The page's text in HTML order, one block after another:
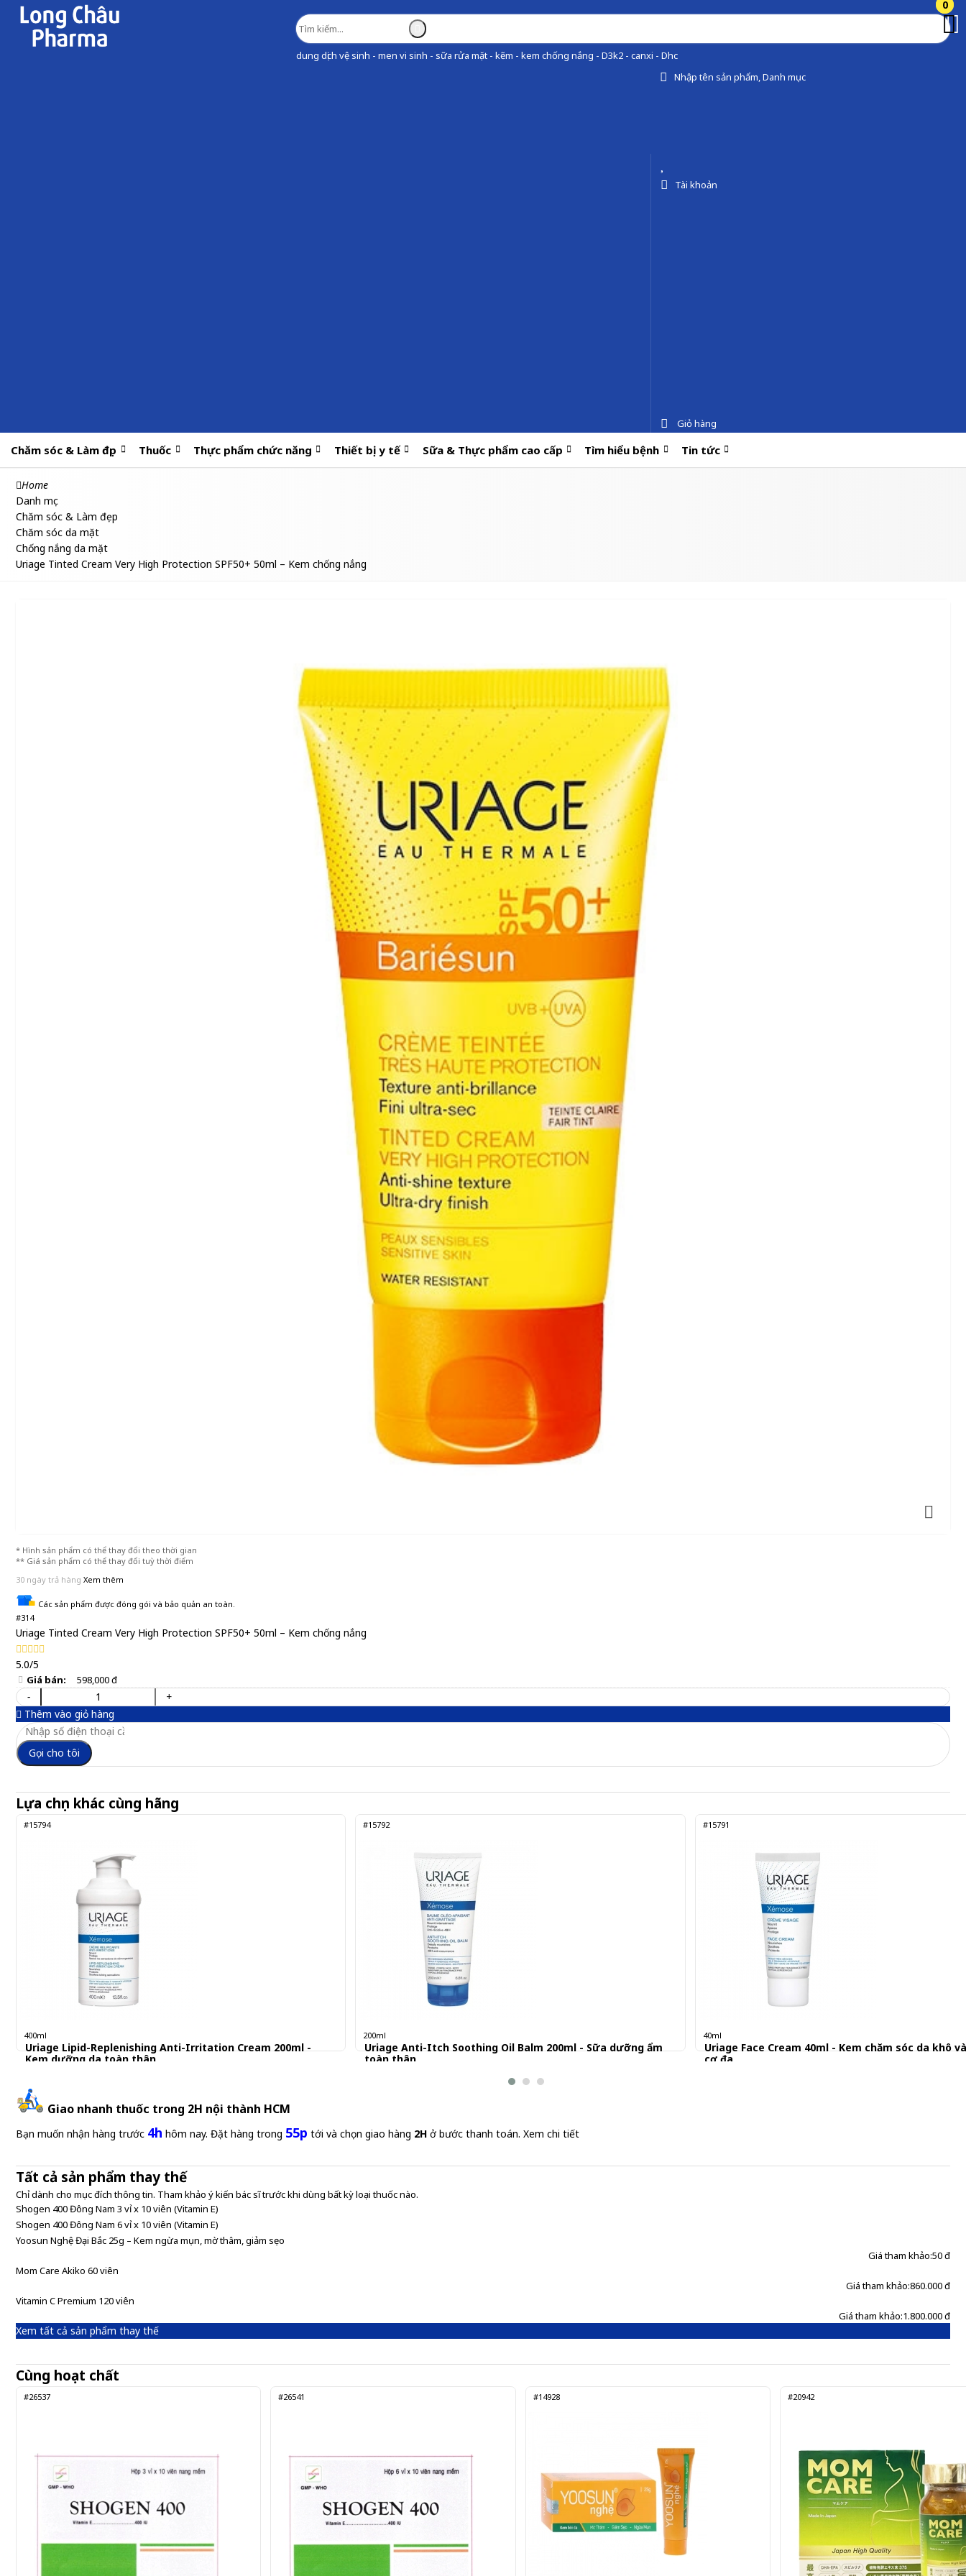
dung dịch vệ sinh - men vi sinh - sữa rửa mặt - kẽm - kem chống nắng - D3k2 - canxi - Dhc
Nhập tên sản phẩm, Danh mục
0
Tài khoản
0
Giỏ hàng
Chăm sóc & Làm đẹp Thuốc Thực phẩm chức năng Thiết bị y tế Sữa & Thực phẩm cao cấp Tìm hiểu bệnh Tin tức
Home
Danh mục
Chăm sóc & Làm đẹp
Chăm sóc da mặt
Chống nắng da mặt
Uriage Tinted Cream Very High Protection SPF50+ 50ml – Kem chống nắng
* Hình sản phẩm có thể thay đổi theo thời gian
** Giá sản phẩm có thể thay đổi tuỳ thời điểm
30 ngày trả hàng Xem thêm
Các sản phẩm được đóng gói và bảo quản an toàn.
#314
Uriage Tinted Cream Very High Protection SPF50+ 50ml – Kem chống nắng
5.0/5
Giá bán: 598,000 đ
-
+
Thêm vào giỏ hàng
Gọi cho tôi
Lựa chọn khác cùng hãng
#15794
400ml
Uriage Lipid-Replenishing Anti-Irritation Cream 200ml -
Kem dưỡng da toàn thân
#15792
200ml
Uriage Anti-Itch Soothing Oil Balm 200ml - Sữa dưỡng ẩm
toàn thân
#15791
40ml
Uriage Face Cream 40ml - Kem chăm sóc da khô
cơ địa
Giao nhanh thuốc trong 2H nội thành HCM
Bạn muốn nhận hàng trước 4h hôm nay. Đặt hàng trong 55p tới và chọn giao hàng 2H ở bước thanh toán. Xem chi tiết
Tất cả sản phẩm thay thế
Chỉ dành cho mục đích thông tin. Tham khảo ý kiến bác sĩ trước khi dùng bất kỳ loại thuốc nào.
Shogen 400 Đông Nam 3 vỉ x 10 viên (Vitamin E)
Shogen 400 Đông Nam 6 vỉ x 10 viên (Vitamin E)
Yoosun Nghệ Đại Bắc 25g – Kem ngừa mụn, mờ thâm, giảm sẹo
Giá tham khảo:50 đ
Mom Care Akiko 60 viên
Giá tham khảo:860.000 đ
Vitamin C Premium 120 viên
Giá tham khảo:1.800.000 đ
Xem tất cả sản phẩm thay thế
Cùng hoạt chất
#26537 #26541 #14928 #20942